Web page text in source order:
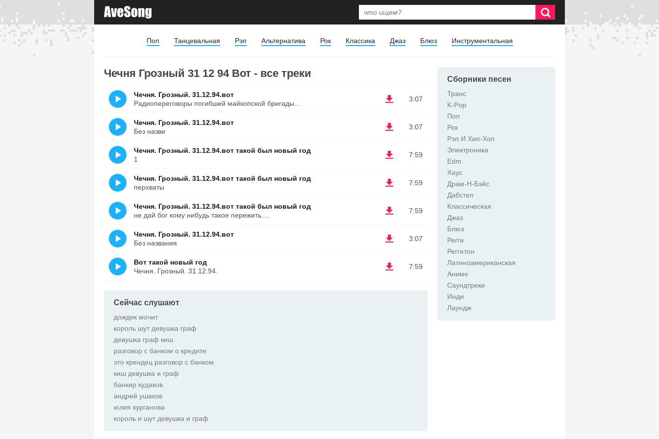
Поп Танцевальная Рэп Альтернатива Рок Классика Джаз Блюз Инструментальная
Чечня Грозный 31 12 94 Вот - все треки
3:07
Чечня. Грозный. 31.12.94.вот
Радиопереговоры погибшей майкопской бригады...
3:07
Чечня. Грозный. 31.12.94.вот
Без назви
7:59
Чечня. Грозный. 31.12.94.вот такой был новый год
1
7:59
Чечня. Грозный. 31.12.94.вот такой был новый год
перхваты
7:59
Чечня. Грозный. 31.12.94.вот такой был новый год
не дай бог кому нибудь такое пережить....
3:07
Чечня. Грозный. 31.12.94.вот
Без названия
7:59
Вот такой новый год
Чечня. Грозный. 31.12.94.
Сейчас слушают
дождик мочит
король шут девушка граф
девушка граф киш
разговор с банком о кредите
это крендец разговор с банком
киш девушка и граф
банкир кудаков
андрей ушаков
юлия курганова
король и шут девушка и граф
Сборники песен
Транс
K-Pop
Поп
Рок
Рэп И Хип-Хоп
Электроника
Edm
Хаус
Драм-Н-Бэйс
Дабстеп
Классическая
Джаз
Блюз
Регги
Реггетон
Латиноамериканская
Аниме
Саундтреки
Инди
Лаундж